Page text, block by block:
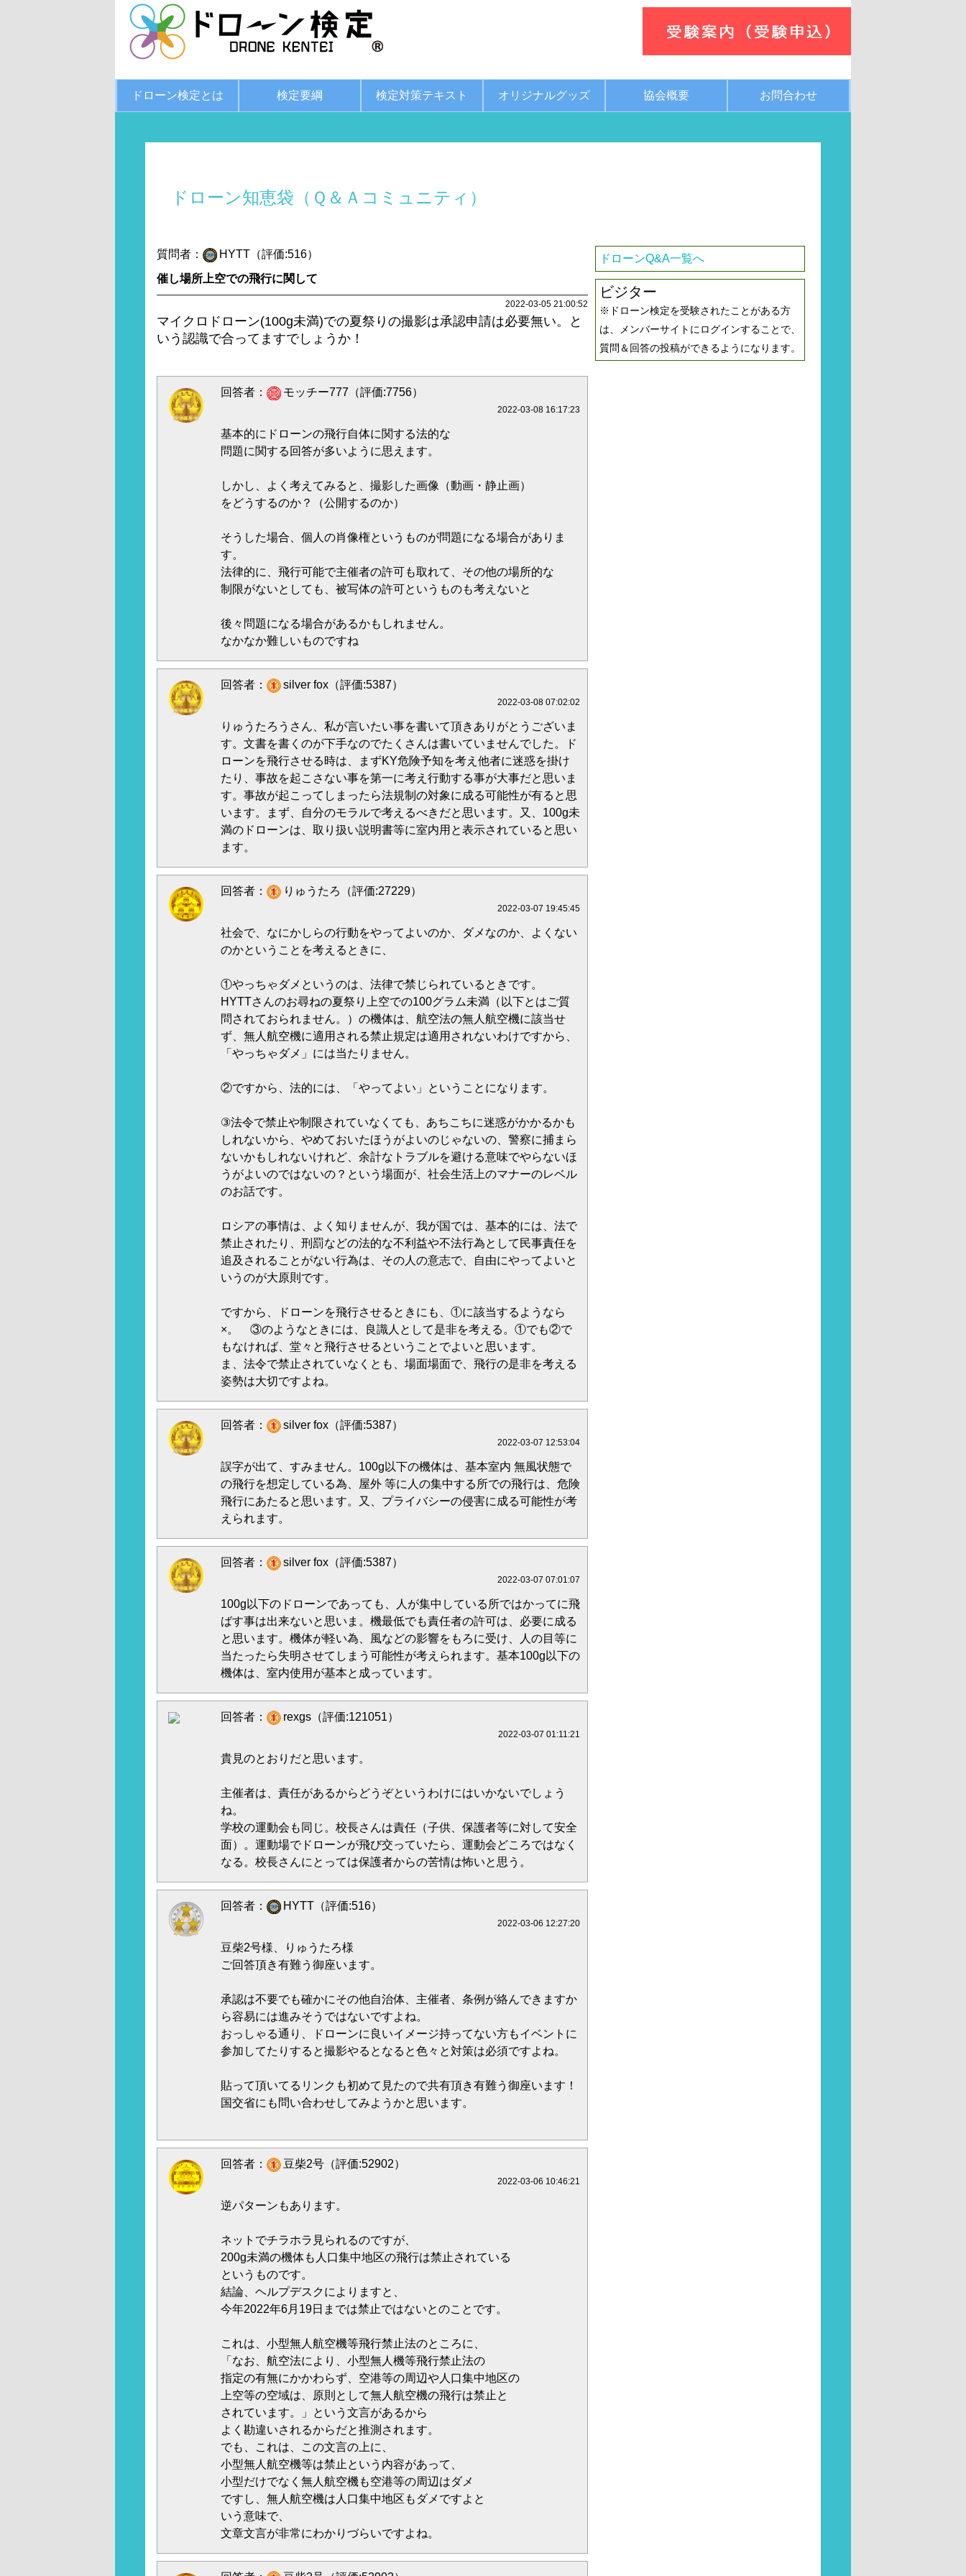
ドローン検定とは 検定要綱 検定対策テキスト オリジナルグッズ 協会概要 お問合わせ
ドローン知恵袋（Ｑ＆Ａコミュニティ）
質問者：
HYTT（評価:516）
催し場所上空での飛行に関して
2022-03-05 21:00:52
マイクロドローン(100g未満)での夏祭りの撮影は承認申請は必要無い。と
いう認識で合ってますでしょうか！
回答者： モッチー777（評価:7756）
2022-03-08 16:17:23
基本的にドローンの飛行自体に関する法的な
問題に関する回答が多いように思えます。
しかし、よく考えてみると、撮影した画像（動画・静止画）
をどうするのか？（公開するのか）
そうした場合、個人の肖像権というものが問題になる場合がありま
す。
法律的に、飛行可能で主催者の許可も取れて、その他の場所的な
制限がないとしても、被写体の許可というものも考えないと
後々問題になる場合があるかもしれません。
なかなか難しいものですね
回答者： silver fox（評価:5387）
2022-03-08 07:02:02
りゅうたろうさん、私が言いたい事を書いて頂きありがとうございま
す。文書を書くのが下手なのでたくさんは書いていませんでした。ド
ローンを飛行させる時は、まずKY危険予知を考え他者に迷惑を掛け
たり、事故を起こさない事を第一に考え行動する事が大事だと思いま
す。事故が起こってしまったら法規制の対象に成る可能性が有ると思
います。まず、自分のモラルで考えるべきだと思います。又、100g未
満のドローンは、取り扱い説明書等に室内用と表示されていると思い
ます。
回答者： りゅうたろ（評価:27229）
2022-03-07 19:45:45
社会で、なにかしらの行動をやってよいのか、ダメなのか、よくない
のかということを考えるときに、
①やっちゃダメというのは、法律で禁じられているときです。
HYTTさんのお尋ねの夏祭り上空での100グラム未満（以下とはご質
問されておられません。）の機体は、航空法の無人航空機に該当せ
ず、無人航空機に適用される禁止規定は適用されないわけですから、
「やっちゃダメ」には当たりません。
②ですから、法的には、「やってよい」ということになります。
③法令で禁止や制限されていなくても、あちこちに迷惑がかかるかも
しれないから、やめておいたほうがよいのじゃないの、警察に捕まら
ないかもしれないけれど、余計なトラブルを避ける意味でやらないほ
うがよいのではないの？という場面が、社会生活上のマナーのレベル
のお話です。
ロシアの事情は、よく知りませんが、我が国では、基本的には、法で
禁止されたり、刑罰などの法的な不利益や不法行為として民事責任を
追及されることがない行為は、その人の意志で、自由にやってよいと
いうのが大原則です。
ですから、ドローンを飛行させるときにも、①に該当するようなら
×。 ③のようなときには、良識人として是非を考える。①でも②で
もなければ、堂々と飛行させるということでよいと思います。
ま、法令で禁止されていなくとも、場面場面で、飛行の是非を考える
姿勢は大切ですよね。
回答者： silver fox（評価:5387）
2022-03-07 12:53:04
誤字が出て、すみません。100g以下の機体は、基本室内 無風状態で
の飛行を想定している為、屋外 等に人の集中する所での飛行は、危険
飛行にあたると思います。又、プライバシーの侵害に成る可能性が考
えられます。
回答者： silver fox（評価:5387）
2022-03-07 07:01:07
100g以下のドローンであっても、人が集中している所ではかってに飛
ばす事は出来ないと思いま。機最低でも責任者の許可は、必要に成る
と思います。機体が軽い為、風などの影響をもろに受け、人の目等に
当たったら失明させてしまう可能性が考えられます。基本100g以下の
機体は、室内使用が基本と成っています。
回答者： rexgs（評価:121051）
2022-03-07 01:11:21
貴見のとおりだと思います。
主催者は、責任があるからどうぞというわけにはいかないでしょう
ね。
学校の運動会も同じ。校長さんは責任（子供、保護者等に対して安全
面）。運動場でドローンが飛び交っていたら、運動会どころではなく
なる。校長さんにとっては保護者からの苦情は怖いと思う。
回答者： HYTT（評価:516）
2022-03-06 12:27:20
豆柴2号様、りゅうたろ様
ご回答頂き有難う御座います。
承認は不要でも確かにその他自治体、主催者、条例が絡んできますか
ら容易には進みそうではないですよね。
おっしゃる通り、ドローンに良いイメージ持ってない方もイベントに
参加してたりすると撮影やるとなると色々と対策は必須ですよね。
貼って頂いてるリンクも初めて見たので共有頂き有難う御座います！
国交省にも問い合わせしてみようかと思います。
回答者： 豆柴2号（評価:52902）
2022-03-06 10:46:21
逆パターンもあります。
ネットでチラホラ見られるのですが、
200g未満の機体も人口集中地区の飛行は禁止されている
というものです。
結論、ヘルプデスクによりますと、
今年2022年6月19日までは禁止ではないとのことです。
これは、小型無人航空機等飛行禁止法のところに、
「なお、航空法により、小型無人機等飛行禁止法の
指定の有無にかかわらず、空港等の周辺や人口集中地区の
上空等の空域は、原則として無人航空機の飛行は禁止と
されています。」という文言があるから
よく勘違いされるからだと推測されます。
でも、これは、この文言の上に、
小型無人航空機等は禁止という内容があって、
小型だけでなく無人航空機も空港等の周辺はダメ
ですし、無人航空機は人口集中地区もダメですよと
いう意味で、
文章文言が非常にわかりづらいですよね。
ドローンQ&A一覧へ
ビジター
※ドローン検定を受験されたことがある方
は、メンバーサイトにログインすることで、
質問＆回答の投稿ができるようになります。